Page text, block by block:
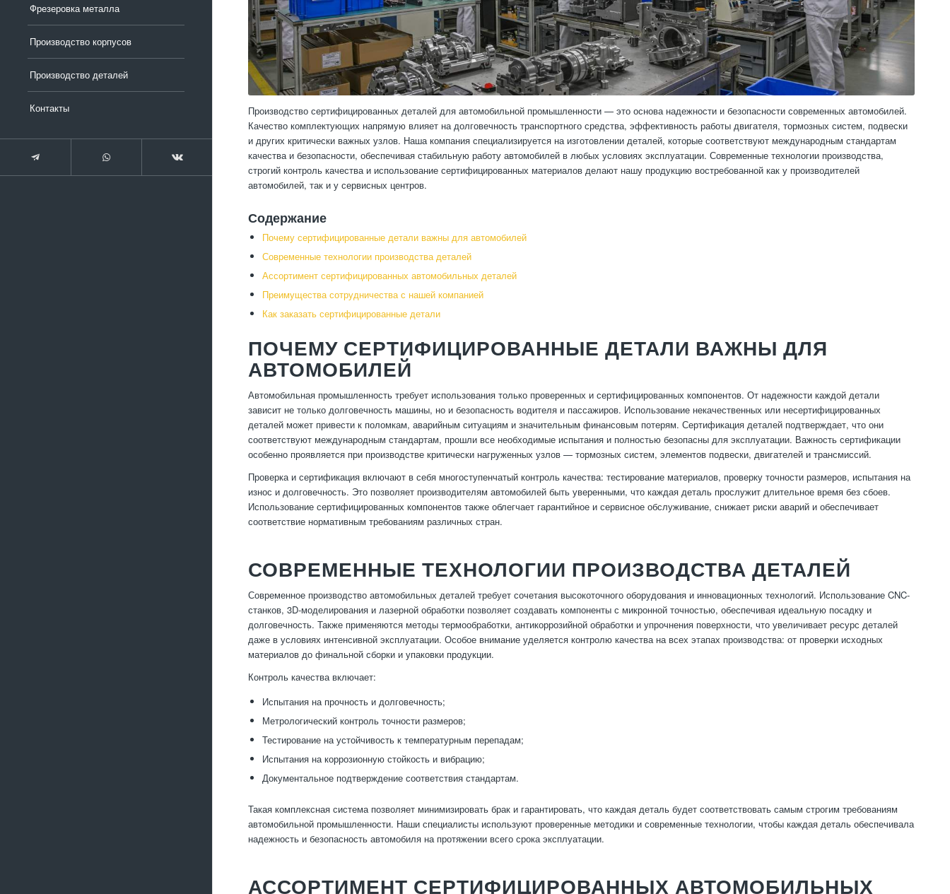
Фрезеровка металла
Производство корпусов
Производство деталей
Контакты
Производство сертифицированных деталей для автомобильной промышленности — это основа надежности и безопасности современных автомобилей.
Качество комплектующих напрямую влияет на долговечность транспортного средства, эффективность работы двигателя, тормозных систем, подвески
и других критически важных узлов. Наша компания специализируется на изготовлении деталей, которые соответствуют международным стандартам
качества и безопасности, обеспечивая стабильную работу автомобилей в любых условиях эксплуатации. Современные технологии производства,
строгий контроль качества и использование сертифицированных материалов делают нашу продукцию востребованной как у производителей
автомобилей, так и у сервисных центров.
Содержание
Почему сертифицированные детали важны для автомобилей
Современные технологии производства деталей
Ассортимент сертифицированных автомобильных деталей
Преимущества сотрудничества с нашей компанией
Как заказать сертифицированные детали
ПОЧЕМУ СЕРТИФИЦИРОВАННЫЕ ДЕТАЛИ ВАЖНЫ ДЛЯ
АВТОМОБИЛЕЙ
Автомобильная промышленность требует использования только проверенных и сертифицированных компонентов. От надежности каждой детали
зависит не только долговечность машины, но и безопасность водителя и пассажиров. Использование некачественных или несертифицированных
деталей может привести к поломкам, аварийным ситуациям и значительным финансовым потерям. Сертификация деталей подтверждает, что они
соответствуют международным стандартам, прошли все необходимые испытания и полностью безопасны для эксплуатации. Важность сертификации
особенно проявляется при производстве критически нагруженных узлов — тормозных систем, элементов подвески, двигателей и трансмиссий.
Проверка и сертификация включают в себя многоступенчатый контроль качества: тестирование материалов, проверку точности размеров, испытания на
износ и долговечность. Это позволяет производителям автомобилей быть уверенными, что каждая деталь прослужит длительное время без сбоев.
Использование сертифицированных компонентов также облегчает гарантийное и сервисное обслуживание, снижает риски аварий и обеспечивает
соответствие нормативным требованиям различных стран.
СОВРЕМЕННЫЕ ТЕХНОЛОГИИ ПРОИЗВОДСТВА ДЕТАЛЕЙ
Современное производство автомобильных деталей требует сочетания высокоточного оборудования и инновационных технологий. Использование CNC-
станков, 3D-моделирования и лазерной обработки позволяет создавать компоненты с микронной точностью, обеспечивая идеальную посадку и
долговечность. Также применяются методы термообработки, антикоррозийной обработки и упрочнения поверхности, что увеличивает ресурс деталей
даже в условиях интенсивной эксплуатации. Особое внимание уделяется контролю качества на всех этапах производства: от проверки исходных
материалов до финальной сборки и упаковки продукции.
Контроль качества включает:
Испытания на прочность и долговечность;
Метрологический контроль точности размеров;
Тестирование на устойчивость к температурным перепадам;
Испытания на коррозионную стойкость и вибрацию;
Документальное подтверждение соответствия стандартам.
Такая комплексная система позволяет минимизировать брак и гарантировать, что каждая деталь будет соответствовать самым строгим требованиям
автомобильной промышленности. Наши специалисты используют проверенные методики и современные технологии, чтобы каждая деталь обеспечивала
надежность и безопасность автомобиля на протяжении всего срока эксплуатации.
АССОРТИМЕНТ СЕРТИФИЦИРОВАННЫХ АВТОМОБИЛЬНЫХ